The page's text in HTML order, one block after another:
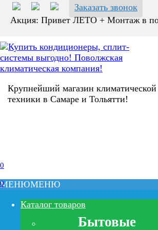
Заказать звонок
Акция: Привет ЛЕТО + Монтаж в
Крупнейший магазин климатической
техники в Самаре и Тольятти!
0
0
МЕНЮМЕНЮ
Каталог товаров
Бытовые